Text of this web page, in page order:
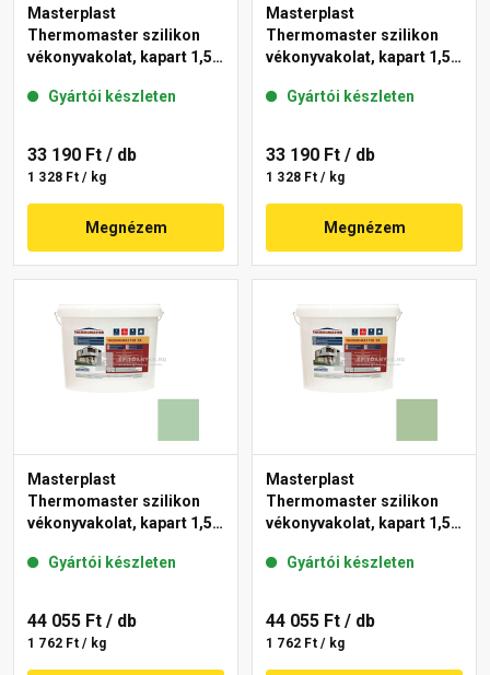
Masterplast
Thermomaster szilikon
vékonyvakolat, kapart 1,5
Gyártói készleten
33 190 Ft / db
1 328 Ft / kg
Megnézem
Masterplast
Thermomaster szilikon
vékonyvakolat, kapart 1,5
Gyártói készleten
33 190 Ft / db
1 328 Ft / kg
Megnézem
Masterplast
Thermomaster szilikon
vékonyvakolat, kapart 1,5
Gyártói készleten
44 055 Ft / db
1 762 Ft / kg
Masterplast
Thermomaster szilikon
vékonyvakolat, kapart 1,5
Gyártói készleten
44 055 Ft / db
1 762 Ft / kg